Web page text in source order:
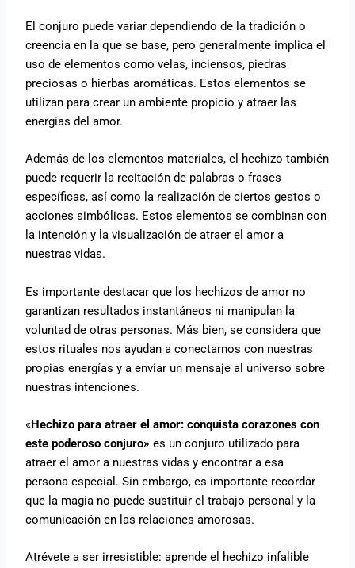
El conjuro puede variar dependiendo de la tradición o
creencia en la que se base, pero generalmente implica el
uso de elementos como velas, inciensos, piedras
preciosas o hierbas aromáticas. Estos elementos se
utilizan para crear un ambiente propicio y atraer las
energías del amor.
Además de los elementos materiales, el hechizo también
puede requerir la recitación de palabras o frases
específicas, así como la realización de ciertos gestos o
acciones simbólicas. Estos elementos se combinan con
la intención y la visualización de atraer el amor a
nuestras vidas.
Es importante destacar que los hechizos de amor no
garantizan resultados instantáneos ni manipulan la
voluntad de otras personas. Más bien, se considera que
estos rituales nos ayudan a conectarnos con nuestras
propias energías y a enviar un mensaje al universo sobre
nuestras intenciones.
«Hechizo para atraer el amor: conquista corazones con
este poderoso conjuro» es un conjuro utilizado para
atraer el amor a nuestras vidas y encontrar a esa
persona especial. Sin embargo, es importante recordar
que la magia no puede sustituir el trabajo personal y la
comunicación en las relaciones amorosas.
Atrévete a ser irresistible: aprende el hechizo infalible